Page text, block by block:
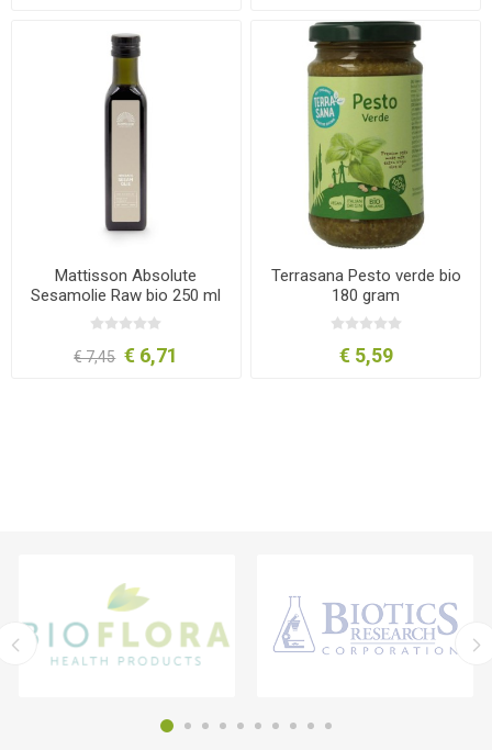
Mattisson Absolute
Sesamolie Raw bio 250 ml
€ 7,45 € 6,71
Terrasana Pesto verde bio
180 gram
€ 5,59